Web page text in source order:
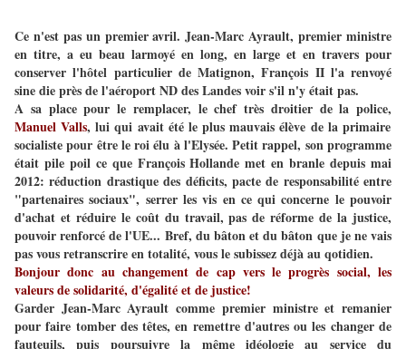
Ce n'est pas un premier avril. Jean-Marc Ayrault, premier ministre
en titre, a eu beau larmoyé en long, en large et en travers pour
conserver l'hôtel particulier de Matignon, François II l'a renvoyé
sine die près de l'aéroport ND des Landes voir s'il n'y était pas.
A sa place pour le remplacer, le chef très droitier de la police,
Manuel Valls, lui qui avait été le plus mauvais élève de la primaire
socialiste pour être le roi élu à l'Elysée. Petit rappel, son programme
était pile poil ce que François Hollande met en branle depuis mai
2012: réduction drastique des déficits, pacte de responsabilité entre
"partenaires sociaux", serrer les vis en ce qui concerne le pouvoir
d'achat et réduire le coût du travail, pas de réforme de la justice,
pouvoir renforcé de l'UE... Bref, du bâton et du bâton que je ne vais
pas vous retranscrire en totalité, vous le subissez déjà au qotidien.
Bonjour donc au changement de cap vers le progrès social, les
valeurs de solidarité, d'égalité et de justice!
Garder Jean-Marc Ayrault comme premier ministre et remanier
pour faire tomber des têtes, en remettre d'autres ou les changer de
fauteuils, puis poursuivre la même idéologie au service du